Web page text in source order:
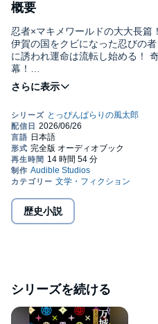
概要
忍者×マキメワールドの大大長篇！
伊賀の国をクビになった忍びの
に誘われ運命は流転し始める！
幕！
関が原の戦いから12年、天下は
は、なぜか育てる羽目になった
ース忍者・黒弓、美貌の忍び・
の貴人・ひさご様……さまざまな
満ちたな物語のクライマックス
城！ 著者二年半ぶりの大大大長
ワールド全開、興奮と感動のラ
歴史小説
シリーズを続ける